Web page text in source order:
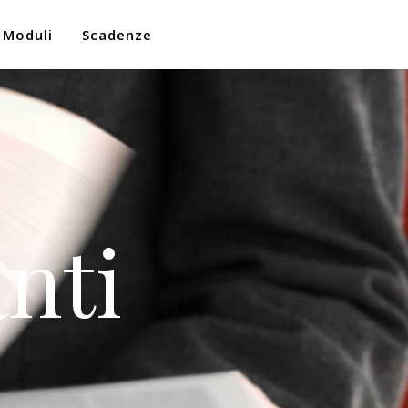
Moduli Scadenze